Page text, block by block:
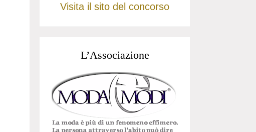
Visita il sito del concorso
L’Associazione